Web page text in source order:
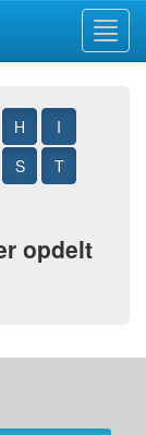
H
I
S
T
opdelt